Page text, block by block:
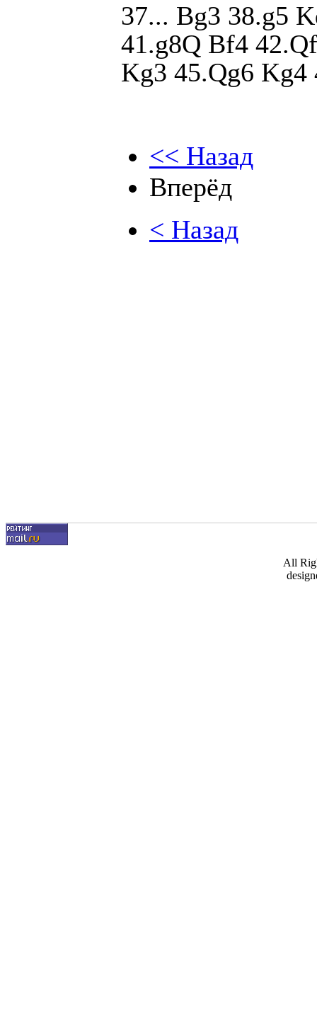
37... Bg3 38.g5
41.g8Q Bf4
Kg3 45.Qg6 Kg4
<< Назад
Вперёд
< Назад
All